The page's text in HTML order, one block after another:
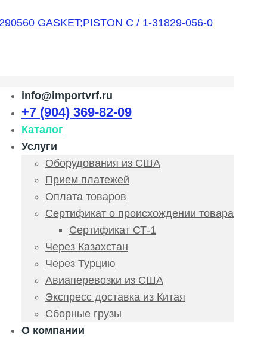
info@importvrf.ru
+7 (904) 369-82-09
Каталог
Услуги
Оборудования из США
Прием платежей
Оплата товаров
Сертификат о происхождении товара
Сертификат СТ-1
Через Казахстан
Через Турцию
Авиаперевозки из США
Экспресс доставка из Китая
Сборные грузы
О компании